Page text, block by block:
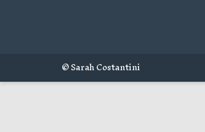
© Sarah Costantini